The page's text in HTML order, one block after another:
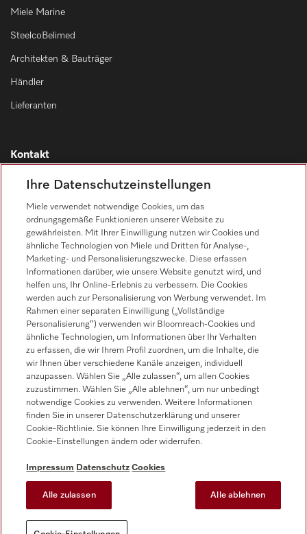
Miele Marine
SteelcoBelimed
Architekten & Bauträger
Händler
Lieferanten
Kontakt
Kontaktübersicht
Vertrieb
0471 666 319
Werkkundendienst
0471 666 319
Folgen Sie Miele Professional
Datenschutz
Cookie-Einstellungen
Ihre Datenschutzeinstellungen
Miele verwendet notwendige Cookies, um das
ordnungsgemäße Funktionieren unserer Website zu
gewährleisten. Mit Ihrer Einwilligung nutzen wir Cookies und
ähnliche Technologien von Miele und Dritten für Analyse-,
Marketing- und Personalisierungszwecke. Diese erfassen
Informationen darüber, wie unsere Website genutzt wird, und
helfen uns, Ihr Online-Erlebnis zu verbessern. Die Cookies
werden auch zur Personalisierung von Werbung verwendet. Im
Rahmen einer separaten Einwilligung („Vollständige
Personalisierung“) verwenden wir Bloomreach-Cookies und
ähnliche Technologien, um Informationen über Ihr Verhalten
zu erfassen, die wir Ihrem Profil zuordnen, um die Inhalte, die
wir Ihnen über verschiedene Kanäle anzeigen, individuell
anzupassen. Wählen Sie „Alle zulassen“, um allen Cookies
zuzustimmen. Wählen Sie „Alle ablehnen“, um nur unbedingt
notwendige Cookies zu verwenden. Weitere Informationen
finden Sie in unserer Datenschutzerklärung und unserer
Cookie-Richtlinie. Sie können Ihre Einwilligung jederzeit in den
Cookie-Einstellungen ändern oder widerrufen.
Impressum Datenschutz Cookies
Alle zulassen Alle ablehnen